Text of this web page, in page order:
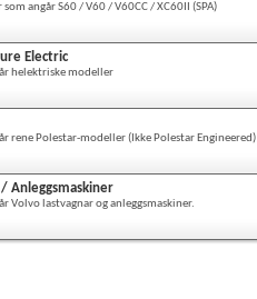
angår S60 / V60 / V60CC / XC60II (SPA)
Electric
helektriske modeller
rene Polestar-modeller (Ikke Polestar Engineered)
Anleggsmaskiner
Volvo lastvagnar og anleggsmaskiner.